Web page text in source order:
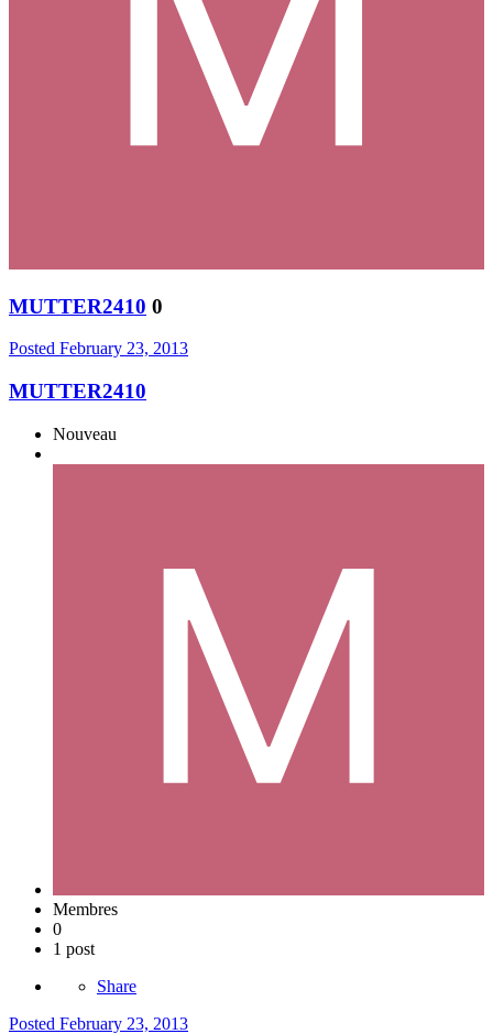
MUTTER2410 0
Posted February 23, 2013
MUTTER2410
Nouveau
Membres
0
1 post
Share
Posted February 23, 2013